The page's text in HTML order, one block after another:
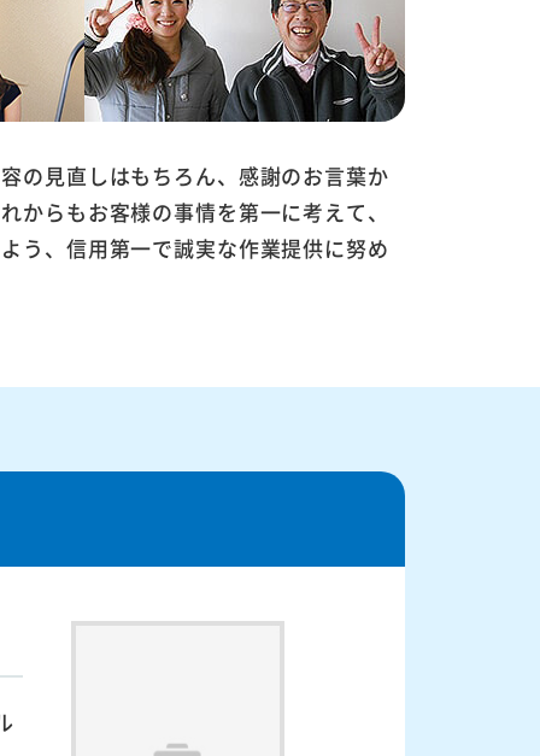
の見直しはもちろん、感謝のお言葉か
らもお客様の事情を第一に考えて、
う、信用第一で誠実な作業提供に努め